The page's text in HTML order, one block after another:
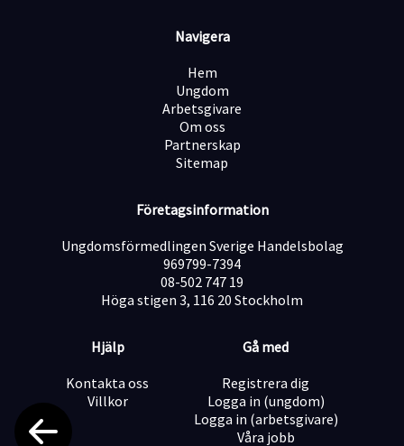
Vill utvecklas inom brandskydd
Talar och skriver svenska obehindrat
Har grundläggande kunskaper i engelska
Erfarenhet inom brandskydd är meriterande men inget
Stockholmsregionen.
Brandsäkra erbjuder helhetslösningar inom
förebyggande brandskydd, som besiktningar,
installationer och underhåll av rökluckor,
brandsläckare, utrymningsskyltning och brandtätning.
medlemsorganisationer. Våra kunder är
Ansökan
Vi intervjuar löpande, så skicka din ansökan till
jobb@brandsaka.se så snart som möjligt.
Välkommen!
Navigera
Hem
Ungdom
Arbetsgivare
Om oss
Partnerskap
Sitemap
Företagsinformation
Ungdomsförmedlingen Sverige Handelsbolag
969799-7394
08-502 747 19
Höga stigen 3, 116 20 Stockholm
Hjälp
Kontakta oss
Villkor
Gå med
Registrera dig
Logga in (ungdom)
Logga in (arbetsgivare)
Våra jobb